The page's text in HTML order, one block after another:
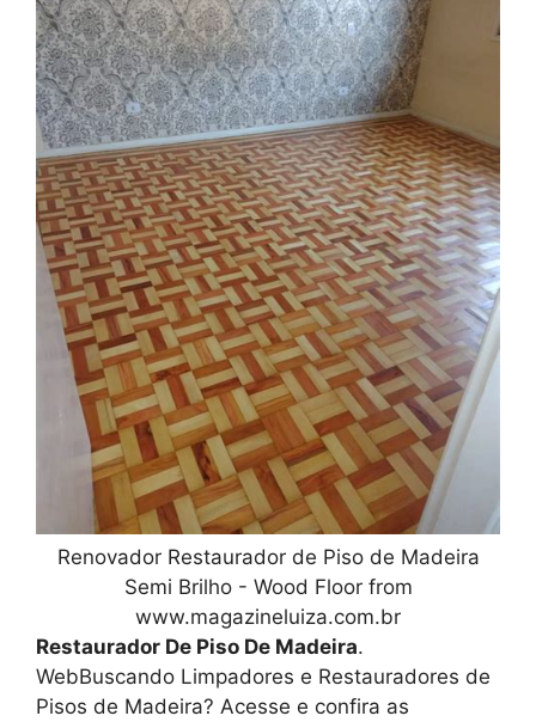
Renovador Restaurador de Piso de Madeira
Semi Brilho - Wood Floor from
www.magazineluiza.com.br
Restaurador De Piso De Madeira.
WebBuscando Limpadores e Restauradores de
Pisos de Madeira? Acesse e confira as